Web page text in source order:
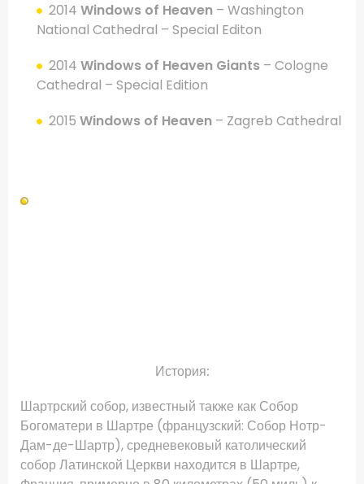
2014 Windows of Heaven – Washington
National Cathedral – Special Editon
2014 Windows of Heaven Giants – Cologne
Cathedral – Special Edition
2015 Windows of Heaven – Zagreb Cathedral
История:
Шартрский собор, известный также как Собор
Богоматери в Шартре (французский: Собор Нотр-
Дам-де-Шартр), средневековый католический
собор Латинской Церкви находится в Шартре,